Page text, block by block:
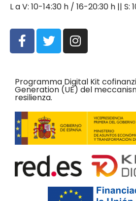
L a V: 10-14:30 h / 16-20:30 h || S:
Programma Digital Kit
Generation (UE) del
resilienza.